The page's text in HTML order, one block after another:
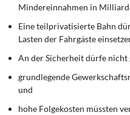
Eurokrise und
DIE LINKE
Mindereinnahmen in
Eine teilprivatisierte Bahn
Lasten der Fahrgäste
An der Sicherheit dürfe nicht
grundlegende
und
hohe Folgekosten müssten